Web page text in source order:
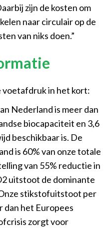
zijn de kosten om
naar circulair op de
van niks doen.”
voetafdruk in het kort:
Nederland is meer dan
biocapaciteit en 3,6
beschikbaar is. De
is 60% van onze totale
van 55% reductie in
uitstoot de dominante
stikstofuitstoot per
dan het Europees
zorgt voor